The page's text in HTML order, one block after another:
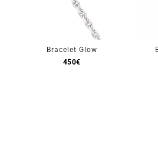
Bracelet Glow
450€